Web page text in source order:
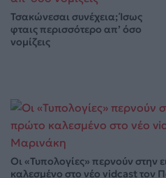
Τσακώνεσαι συνέχεια; Ίσως
φταις περισσότερο απ’ όσο
νομίζεις
Οι «Τυπολογίες» περνούν στην
καλεσμένο στο νέο vidcast τον